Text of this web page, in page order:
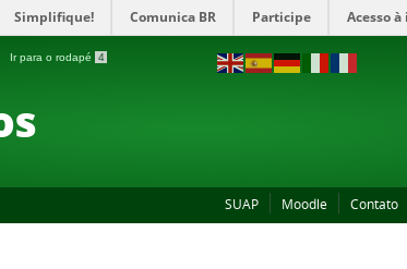
Simplifique! Comunica BR Participe Acesso
Ir para o rodapé 4
SUAP Moodle Contato